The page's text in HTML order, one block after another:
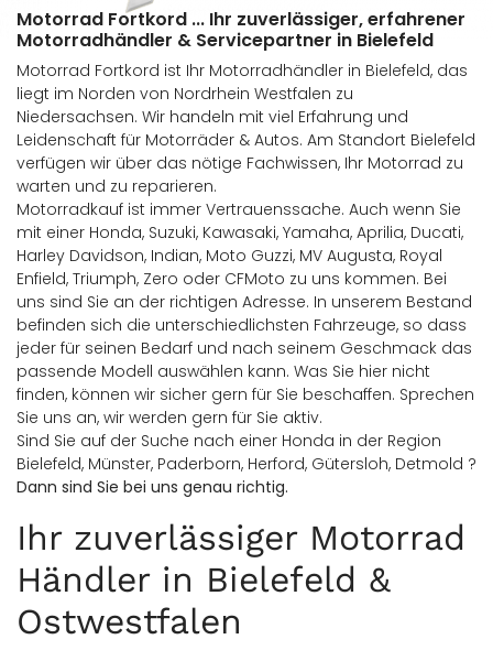
Motorrad Fortkord ... Ihr zuverlässiger, erfahrener
Motorradhändler & Servicepartner in Bielefeld
Motorrad Fortkord ist Ihr Motorradhändler in Bielefeld, das
liegt im Norden von Nordrhein Westfalen zu
Niedersachsen. Wir handeln mit viel Erfahrung und
Leidenschaft für Motorräder & Autos. Am Standort Bielefeld
verfügen wir über das nötige Fachwissen, Ihr Motorrad zu
warten und zu reparieren.
Motorradkauf ist immer Vertrauenssache. Auch wenn Sie
mit einer Honda, Suzuki, Kawasaki, Yamaha, Aprilia, Ducati,
Harley Davidson, Indian, Moto Guzzi, MV Augusta, Royal
Enfield, Triumph, Zero oder CFMoto zu uns kommen. Bei
uns sind Sie an der richtigen Adresse. In unserem Bestand
befinden sich die unterschiedlichsten Fahrzeuge, so dass
jeder für seinen Bedarf und nach seinem Geschmack das
passende Modell auswählen kann. Was Sie hier nicht
finden, können wir sicher gern für Sie beschaffen. Sprechen
Sie uns an, wir werden gern für Sie aktiv.
Sind Sie auf der Suche nach einer Honda in der Region
Bielefeld, Münster, Paderborn, Herford, Gütersloh, Detmold ?
Dann sind Sie bei uns genau richtig.
Ihr zuverlässiger Motorrad
Händler in Bielefeld &
Ostwestfalen